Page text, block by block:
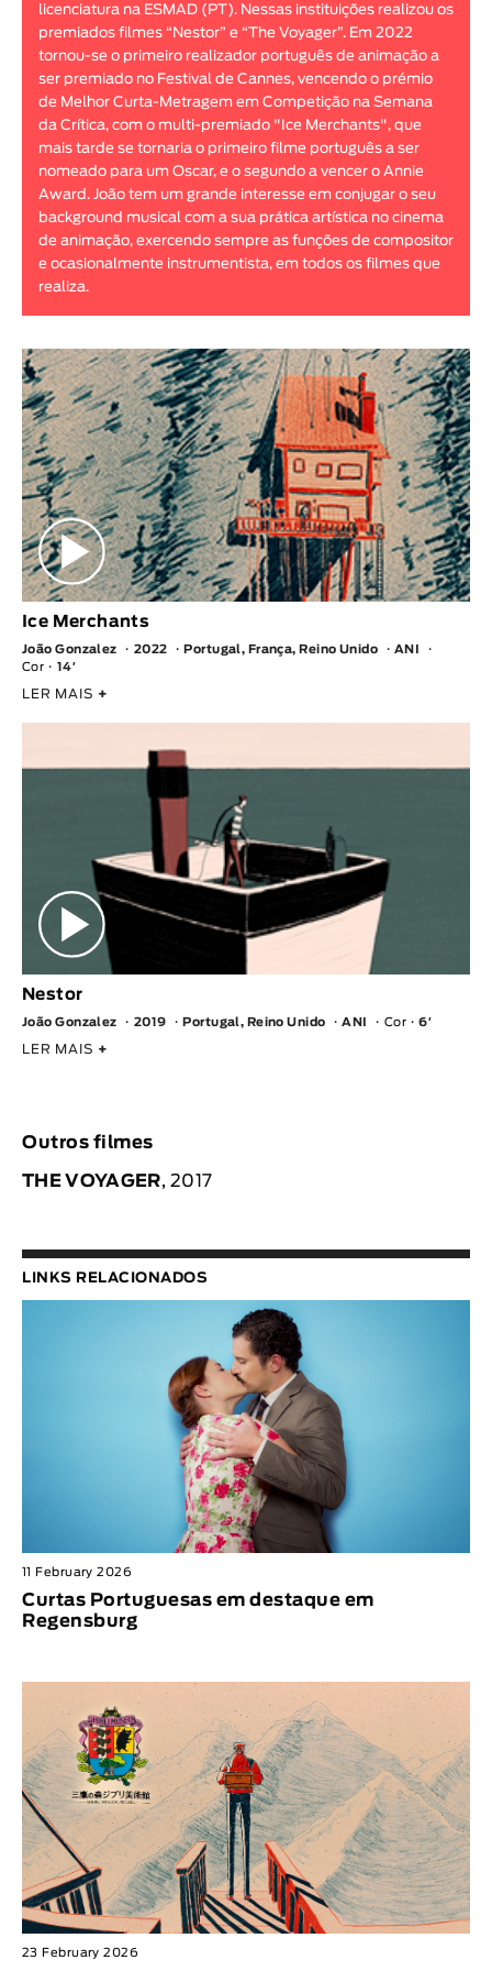
Animar
DURAÇÃO
< / >
GÉNERO
Ficção
Animação
licenciatura na ESMAD (PT). Nessas instituições realizou os
premiados filmes “Nestor” e “The Voyager”. Em 2022
tornou-se o primeiro realizador português de animação a
ser premiado no Festival de Cannes, vencendo o prémio
de Melhor Curta-Metragem em Competição na Semana
da Crítica, com o multi-premiado "Ice Merchants", que
mais tarde se tornaria o primeiro filme português a ser
nomeado para um Oscar, e o segundo a vencer o Annie
Award. João tem um grande interesse em conjugar o seu
background musical com a sua prática artística no cinema
de animação, exercendo sempre as funções de compositor
e ocasionalmente instrumentista, em todos os filmes que
realiza.
Ice Merchants
João Gonzalez 2022 Portugal, França, Reino Unido
ANI
Cor
14′
LER MAIS +
Nestor
João Gonzalez 2019 Portugal, Reino Unido ANI Cor 6′
LER MAIS +
Outros filmes
THE VOYAGER, 2017
LINKS RELACIONADOS
11 February 2026
Curtas Portuguesas em destaque em
Regensburg
23 February 2026